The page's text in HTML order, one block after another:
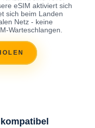
eSIM aktiviert sich
sich beim Landen
Netz - keine
Warteschlangen.